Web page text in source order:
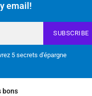
email!
SUBSCRIBE
5 secrets d'épargne
bons